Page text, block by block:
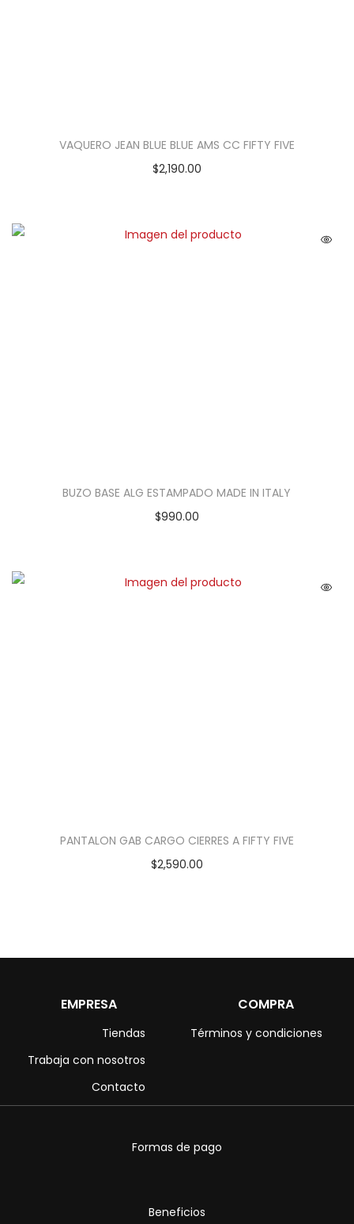
VAQUERO JEAN BLUE BLUE AMS CC FIFTY FIVE
$2,190.00
BUZO BASE ALG ESTAMPADO MADE IN ITALY
$990.00
PANTALON GAB CARGO CIERRES A FIFTY FIVE
$2,590.00
EMPRESA
Tiendas
Trabaja con nosotros
Contacto
COMPRA
Términos y condiciones
Formas de pago
Beneficios